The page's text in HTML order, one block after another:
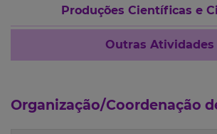
Produções Científicas e
Outras Atividades
Organização/Coordenação